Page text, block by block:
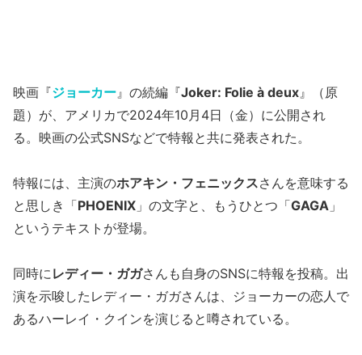
映画『ジョーカー』の続編『Joker: Folie à deux』（原
題）が、アメリカで2024年10月4日（金）に公開され
る。映画の公式SNSなどで特報と共に発表された。
特報には、主演のホアキン・フェニックスさんを意味する
と思しき「PHOENIX 」の文字と、もうひとつ「GAGA 」
というテキストが登場。
同時にレディー・ガガさんも自身のSNSに特報を投稿。出
演を示唆したレディー・ガガさんは、ジョーカーの恋人で
あるハーレイ・クインを演じると噂されている。